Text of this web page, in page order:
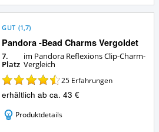
Pandora -Bead Charms Vergoldet
GUT (1,7)
7.
Platz
im Pandora Reflexions Clip-Charm-
Vergleich
25 Erfahrungen
erhältlich ab ca. 43 €
Produktdetails